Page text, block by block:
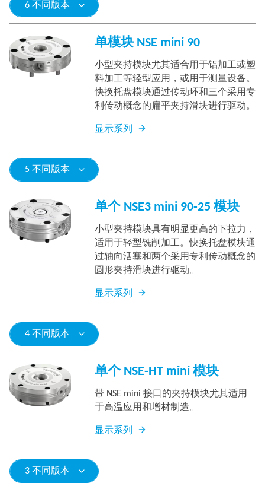
6 不同版本
单模块 NSE mini 90
小型夹持模块尤其适合用于铝加工或塑
料加工等轻型应用，或用于测量设备。
快换托盘模块通过传动环和三个采用专
利传动概念的扁平夹持滑块进行驱动。
显示系列
5 不同版本
单个 NSE3 mini 90-25 模块
小型夹持模块具有明显更高的下拉力，
适用于轻型铣削加工。快换托盘模块通
过轴向活塞和两个采用专利传动概念的
圆形夹持滑块进行驱动。
显示系列
4 不同版本
单个 NSE-HT mini 模块
带 NSE mini 接口的夹持模块尤其适用
于高温应用和增材制造。
显示系列
3 不同版本